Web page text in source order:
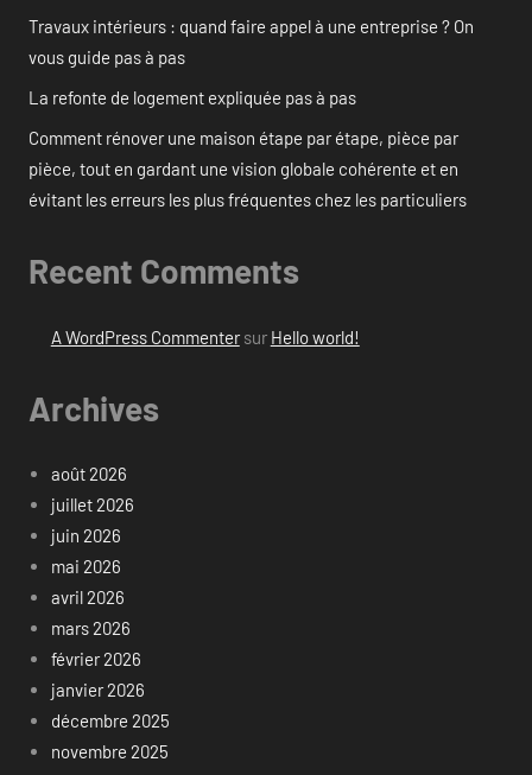
Travaux intérieurs : quand faire appel à une entreprise ? On
vous guide pas à pas
La refonte de logement expliquée pas à pas
Comment rénover une maison étape par étape, pièce par
pièce, tout en gardant une vision globale cohérente et en
évitant les erreurs les plus fréquentes chez les particuliers
Recent Comments
A WordPress Commentersur Hello world!
Archives
août 2026
juillet 2026
juin 2026
mai 2026
avril 2026
mars 2026
février 2026
janvier 2026
décembre 2025
novembre 2025